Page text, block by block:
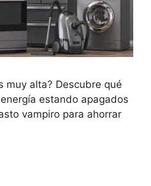
muy alta? Descubre qué
estando apagados
vampiro para ahorrar